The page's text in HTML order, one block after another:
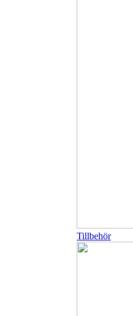
Tillbehör